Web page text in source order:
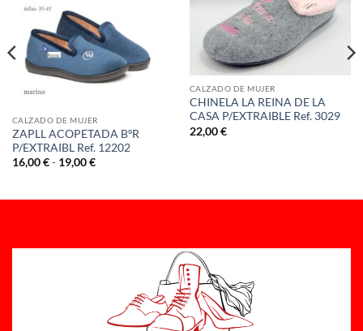
CALZADO DE MUJER
ZAPLL ACOPETADA BºR
P/EXTRAIBL Ref. 12202
16,00€ - 19,00€Rango
16,00 €
CALZADO DE MUJER
CHINELA LA REINA DE LA
CASA P/EXTRAIBLE Ref. 3029
22,00€